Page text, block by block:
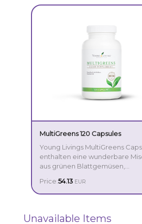
MultiGreens 120 Capsules
Young Livings MultiGreens
enthalten eine wunderbare
aus grünen Blattgemüsen,
ätherischen Ölen. Als eine
Cholin kann es auch zu einem
Lipidstoffwechsel sowie zur
Price:54.13 EUR
Unavailable Items